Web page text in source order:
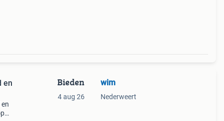
en
Bieden
4 aug 26
wim
Nederweert